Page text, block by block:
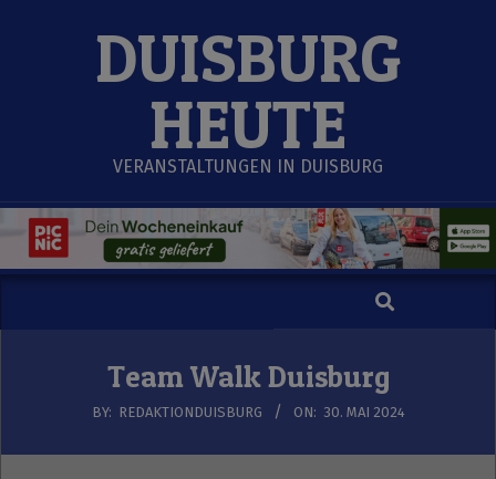
DUISBURG
HEUTE
VERANSTALTUNGEN IN DUISBURG
Search
Team Walk Duisburg
BY: REDAKTIONDUISBURG ON: 30. MAI 2024